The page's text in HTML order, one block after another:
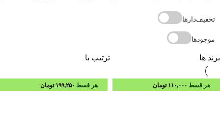
تخفیف‌دارها
موجودها
برند ها ترتیب با
هر قسط ۱۱۰,۰۰۰ تومان هر قسط ۱۹۹,۲۵۰ تومان